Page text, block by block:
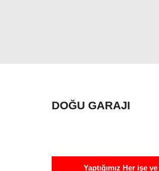
DOĞU GARAJI
Yaptığımız Her işe